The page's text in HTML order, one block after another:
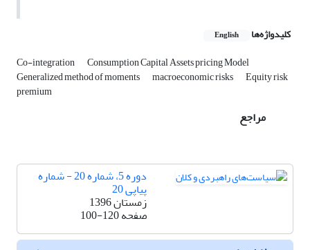
کلیدواژه‌ها English
Co-integration Consumption Capital Assets pricing Model
Generalized method of moments macroeconomic risks Equity risk
premium
مراجع
دوره 5، شماره 20 - شماره
پیاپی 20
زمستان 1396
صفحه100-120